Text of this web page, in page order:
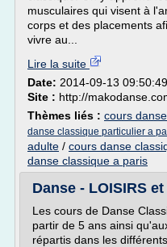
musculaires qui visent à
corps et des placements
vivre au...
Lire la suite
Date: 2014-09-13 09:50:49
Site : http://
Thèmes liés : cours
danse classique particulier a
adulte / cours danse
danse classique a paris
Danse - LOISIRS
Les cours de Danse
partir de 5 ans ainsi
répartis dans les